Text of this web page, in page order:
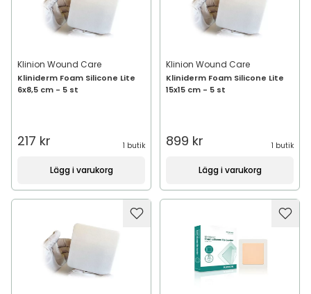
Klinion Wound Care
Kliniderm Foam Silicone Lite
6x8,5 cm - 5 st
217 kr 1 butik
Lägg i varukorg
Klinion Wound Care
Kliniderm Foam Silicone Lite
15x15 cm - 5 st
899 kr 1 butik
Lägg i varukorg